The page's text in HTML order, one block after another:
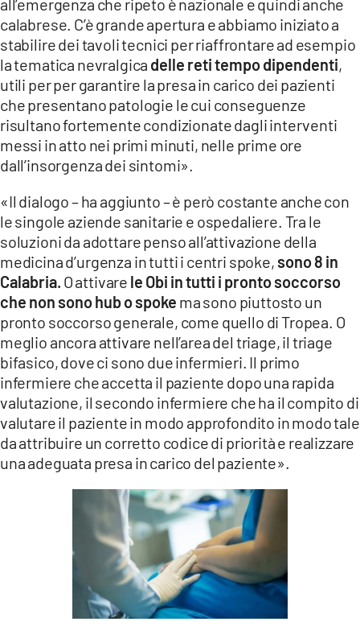
all’emergenza che ripeto è nazionale e quindi anche
calabrese. C’è grande apertura e abbiamo iniziato a
stabilire dei tavoli tecnici per riaffrontare ad esempio
la tematica nevralgica delle reti tempo dipendenti,
utili per per garantire la presa in carico dei pazienti
che presentano patologie le cui conseguenze
risultano fortemente condizionate dagli interventi
messi in atto nei primi minuti, nelle prime ore
dall’insorgenza dei sintomi».
«Il dialogo – ha aggiunto – è però costante anche con
le singole aziende sanitarie e ospedaliere. Tra le
soluzioni da adottare penso all’attivazione della
medicina d’urgenza in tutti i centri spoke, sono 8 in
Calabria. O attivare le Obi in tutti i pronto soccorso
che non sono hub o spoke ma sono piuttosto un
pronto soccorso generale, come quello di Tropea. O
meglio ancora attivare nell’area del triage, il triage
bifasico, dove ci sono due infermieri. Il primo
infermiere che accetta il paziente dopo una rapida
valutazione, il secondo infermiere che ha il compito di
valutare il paziente in modo approfondito in modo tale
da attribuire un corretto codice di priorità e realizzare
una adeguata presa in carico del paziente».